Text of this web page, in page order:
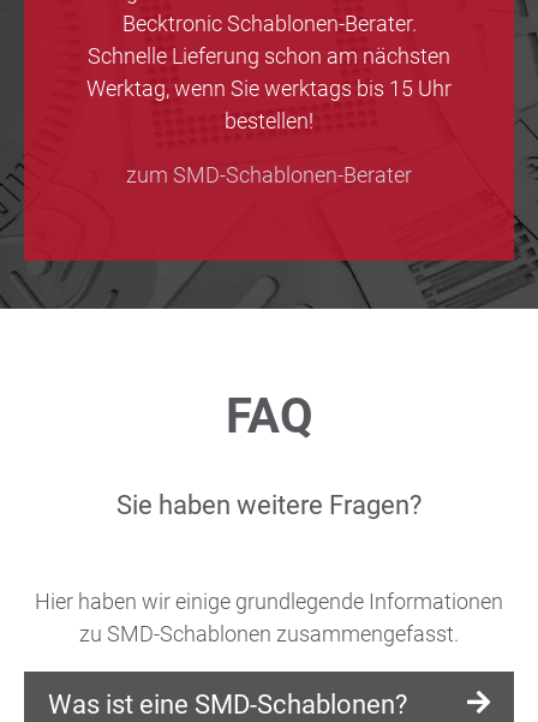
Becktronic Schablonen-Berater.
Schnelle Lieferung schon am nächsten
Werktag, wenn Sie werktags bis 15 Uhr
bestellen!
zum SMD-Schablonen-Berater
FAQ
Sie haben weitere Fragen?
Hier haben wir einige grundlegende Informationen
zu SMD-Schablonen zusammengefasst.
Was ist eine SMD-Schablonen?